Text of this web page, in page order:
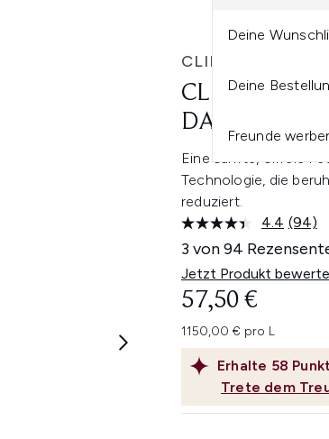
Deine
Deine
Freunde
CLINIQUE
CLINIQUE
DAILY
Eine sanfte, ölfreie
Technologie, die
reduziert.
4.4 94
lesen.
Link
(94)
3 von 94
Jetzt Produkt
Erhalte 58
Trete dem
57,50 €
1150,00 € pro L